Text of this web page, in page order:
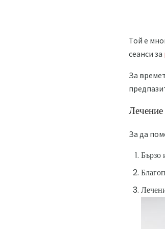
Той е
сеанси за
За
Лечение
За да
Бързо